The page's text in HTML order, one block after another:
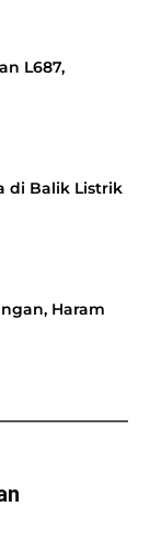
L687,
di Balik Listrik
Haram